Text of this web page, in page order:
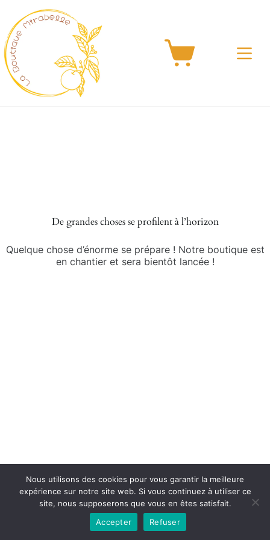
contenu
Panier
d’achat
De grandes choses se profilent à l’horizon
Quelque chose d’énorme se prépare ! Notre boutique est
en chantier et sera bientôt lancée !
Copyright © 2026la boutique mirabelle}.
Nous utilisons des cookies pour vous garantir la meilleure
expérience sur notre site web. Si vous continuez à utiliser ce
site, nous supposerons que vous en êtes satisfait.
Accepter
Refuser